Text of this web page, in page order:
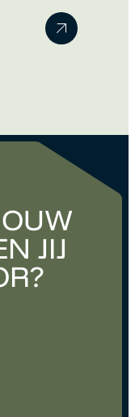
de kwaliteit
daar niet meer
JIJ